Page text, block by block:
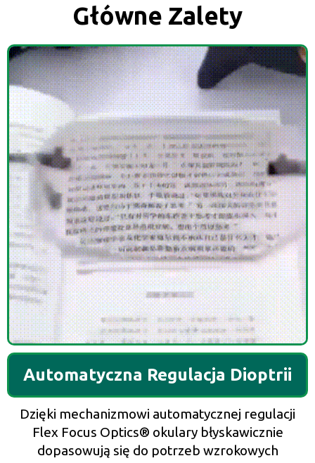
Główne Zalety
Automatyczna Regulacja Dioptrii
Dzięki mechanizmowi automatycznej regulacji
Flex Focus Optics® okulary błyskawicznie
dopasowują się do potrzeb wzrokowych